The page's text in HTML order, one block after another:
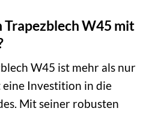
W45 mit
W45 ist mehr als nur
eine Investition in die
Mit seiner robusten